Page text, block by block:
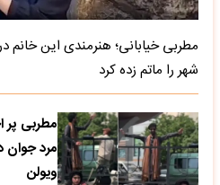
مطربی خیابانی؛ هنرمندی این خانم در
شهر را ماتم زده کرد
مطربی
مرد جوان
ویولن